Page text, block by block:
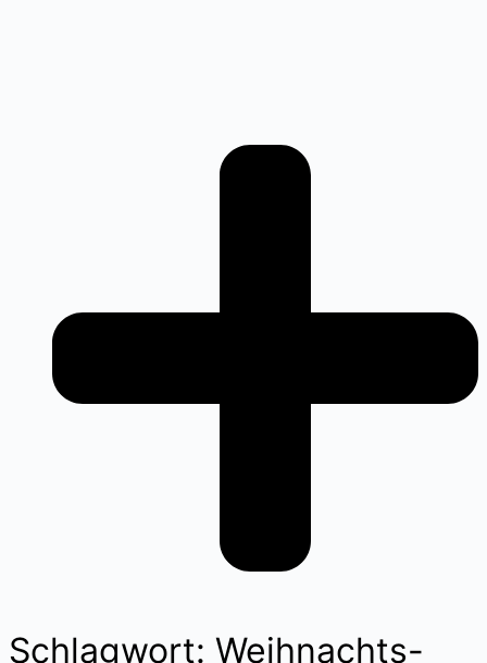
Schlagwort: Weihnachts-